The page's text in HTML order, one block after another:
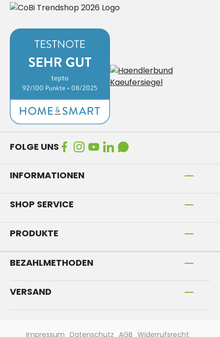
FOLGE UNS
INFORMATIONEN
SHOP SERVICE
PRODUKTE
BEZAHLMETHODEN
VERSAND
Impressum Datenschutz AGB Widerrufsrecht